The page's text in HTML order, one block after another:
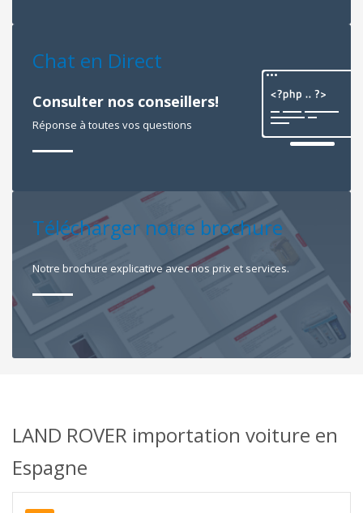
Chat en Direct
Consulter nos conseillers!
Réponse à toutes vos questions
Télécharger notre brochure
Notre brochure explicative avec nos prix et services.
LAND ROVER importation voiture en
Espagne